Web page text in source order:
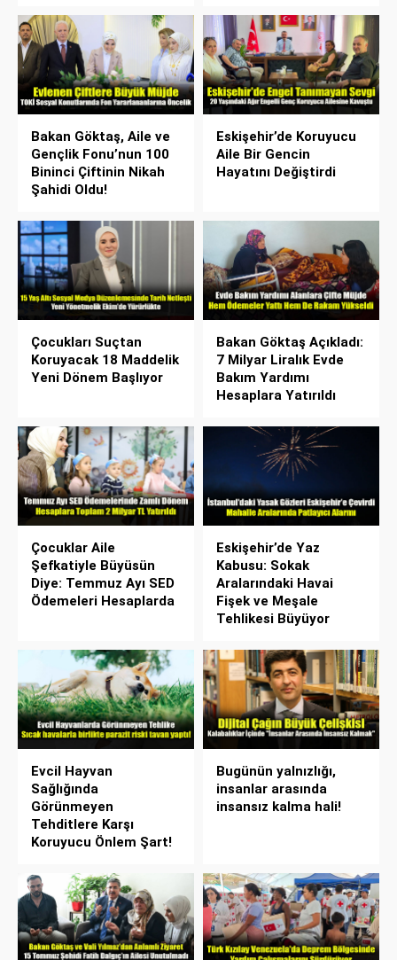
Bakan Göktaş, Aile ve
Gençlik Fonu’nun 100
Bininci Çiftinin Nikah
Şahidi Oldu!
Eskişehir’de Koruyucu
Aile Bir Gencin
Hayatını Değiştirdi
Çocukları Suçtan
Koruyacak 18 Maddelik
Yeni Dönem Başlıyor
Bakan Göktaş Açıkladı:
7 Milyar Liralık Evde
Bakım Yardımı
Hesaplara Yatırıldı
Çocuklar Aile
Şefkatiyle Büyüsün
Diye: Temmuz Ayı SED
Ödemeleri Hesaplarda
Eskişehir’de Yaz
Kabusu: Sokak
Aralarındaki Havai
Fişek ve Meşale
Tehlikesi Büyüyor
Evcil Hayvan
Sağlığında
Görünmeyen
Tehditlere Karşı
Koruyucu Önlem Şart!
Bugünün yalnızlığı,
insanlar arasında
insansız kalma hali!